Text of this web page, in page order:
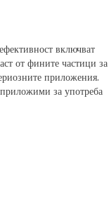
включват
от фините частици за
приложения.
за употреба